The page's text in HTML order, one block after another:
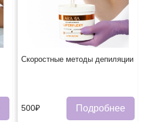
Скоростные методы депиляции
500₽ Подробнее